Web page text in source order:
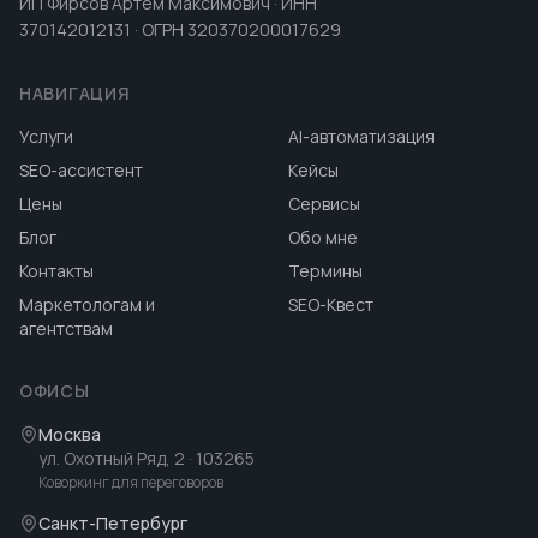
370142012131 · ОГРН 320370200017629
НАВИГАЦИЯ
Услуги
AI-автоматизация
SEO-ассистент
Кейсы
Цены
Сервисы
Блог
Обо мне
Контакты
Термины
Маркетологам и
агентствам
SEO-Квест
ОФИСЫ
Москва
ул. Охотный Ряд, 2 · 103265
Коворкинг для переговоров
Санкт-Петербург